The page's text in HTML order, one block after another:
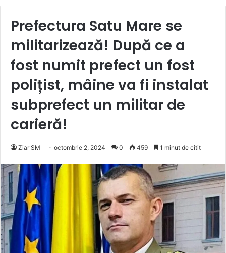
Prefectura Satu Mare se
militarizează! După ce a
fost numit prefect un fost
polițist, mâine va fi instalat
subprefect un militar de
carieră!
Ziar SM octombrie 2, 2024 0 459 1 minut de citit